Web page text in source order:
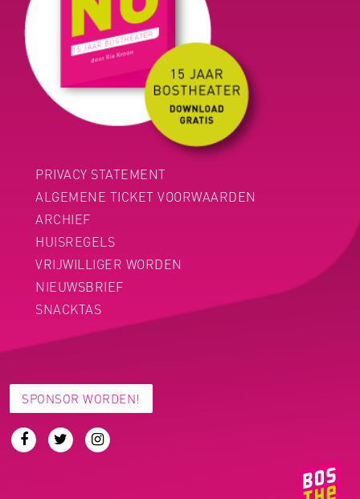
PRIVACY STATEMENT
ALGEMENE TICKET VOORWAARDEN
ARCHIEF
HUISREGELS
VRIJWILLIGER WORDEN
NIEUWSBRIEF
SNACKTAS
SPONSOR WORDEN!